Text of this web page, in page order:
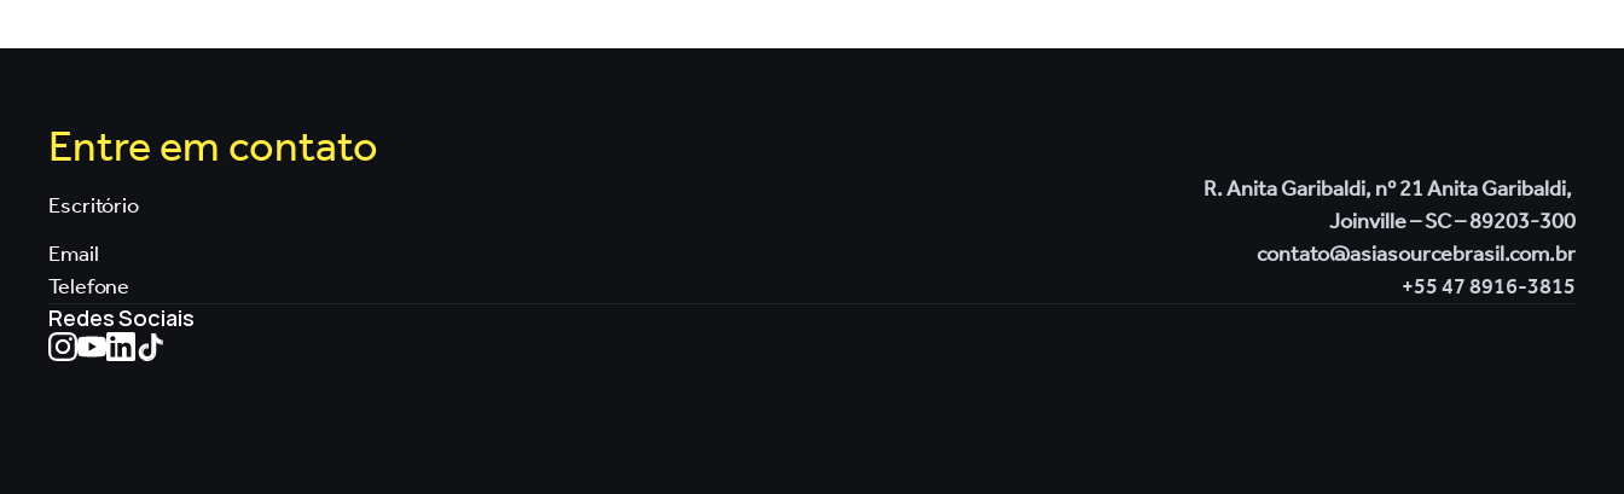
Entre em contato
Escritório
R. Anita Garibaldi, nº 21 Anita Garibaldi,
Joinville – SC – 89203-300
Email
contato@asiasourcebrasil.com.br
Telefone
+55 47 8916-3815
Redes Sociais